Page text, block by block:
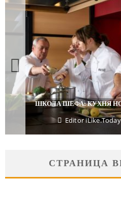
ШКОЛА ШЕФА: КУХНЯ
Editor iLike.Today
СТРАНИЦА